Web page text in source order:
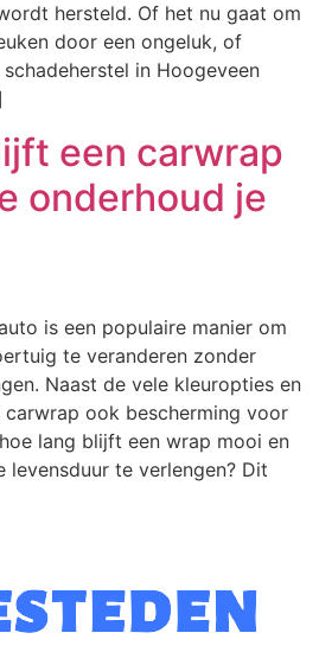
hersteld. Of het nu gaat om
door een ongeluk, of
in Hoogeveen
een carwrap
onderhoud je
is een populaire manier om
te veranderen zonder
Naast de vele kleuropties en
ook bescherming voor
lang blijft een wrap mooi en
levensduur te verlengen? Dit